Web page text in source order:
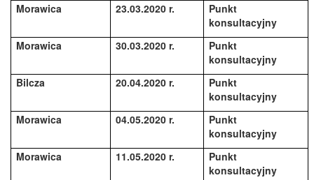
Morawica
23.03.2020 r.
Punkt
konsultacyjny
Morawica
30.03.2020 r.
Punkt
konsultacyjny
Bilcza
20.04.2020 r.
Punkt
konsultacyjny
Morawica
04.05.2020 r.
Punkt
konsultacyjny
Morawica
11.05.2020 r.
Punkt
konsultacyjny